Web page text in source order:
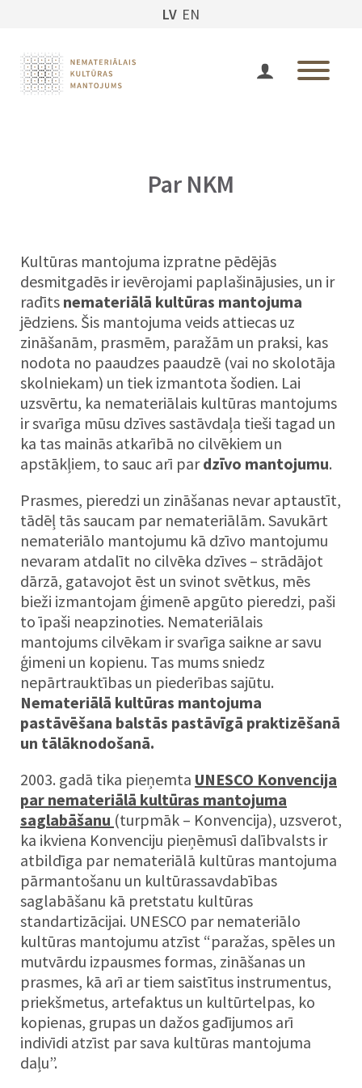
LV EN
Par NKM
Kultūras mantojuma izpratne pēdējās
desmitgadēs ir ievērojami paplašinājusies, un ir
radīts nemateriālā kultūras mantojuma
jēdziens. Šis mantojuma veids attiecas uz
zināšanām, prasmēm, paražām un praksi, kas
nodota no paaudzes paaudzē (vai no skolotāja
skolniekam) un tiek izmantota šodien. Lai
uzsvērtu, ka nemateriālais kultūras mantojums
ir svarīga mūsu dzīves sastāvdaļa tieši tagad un
ka tas mainās atkarībā no cilvēkiem un
apstākļiem, to sauc arī pardzīvo mantojumu.
Prasmes, pieredzi un zināšanas nevar aptaustīt,
tādēļ tās saucam par nemateriālām. Savukārt
nemateriālo mantojumu kā dzīvo mantojumu
nevaram atdalīt no cilvēka dzīves – strādājot
dārzā, gatavojot ēst un svinot svētkus, mēs
bieži izmantojam ģimenē apgūto pieredzi, paši
to īpaši neapzinoties. Nemateriālais
mantojums cilvēkam ir svarīga saikne ar savu
ģimeni un kopienu. Tas mums sniedz
nepārtrauktības un piederības sajūtu.
Nemateriālā kultūras mantojuma
pastāvēšana balstās pastāvīgā praktizēšanā
un tālāknodošanā.
2003. gadā tika pieņemta UNESCO Konvencija
par nemateriālā kultūras mantojuma
saglabāšanu (turpmāk – Konvencija), uzsverot,
ka ikviena Konvenciju pieņēmusī dalībvalsts ir
atbildīga par nemateriālā kultūras mantojuma
pārmantošanu un kultūrassavdabības
saglabāšanu kā pretstatu kultūras
standartizācijai. UNESCO par nemateriālo
kultūras mantojumu atzīst “paražas, spēles un
mutvārdu izpausmes formas, zināšanas un
prasmes, kā arī ar tiem saistītus instrumentus,
priekšmetus, artefaktus un kultūrtelpas, ko
kopienas, grupas un dažos gadījumos arī
indivīdi atzīst par sava kultūras mantojuma
daļu”.